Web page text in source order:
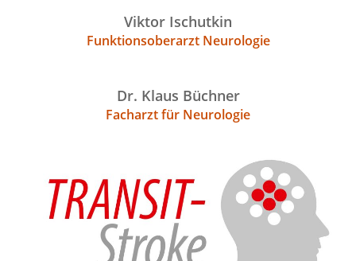
Viktor Ischutkin
Funktionsoberarzt Neurologie
Dr. Klaus Büchner
Facharzt für Neurologie